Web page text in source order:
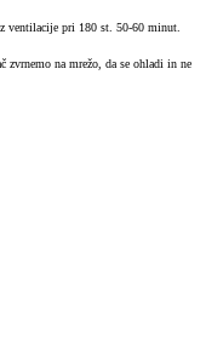
ventilacije pri 180 st. 50-60 minut.
zvrnemo na mrežo, da se ohladi in ne